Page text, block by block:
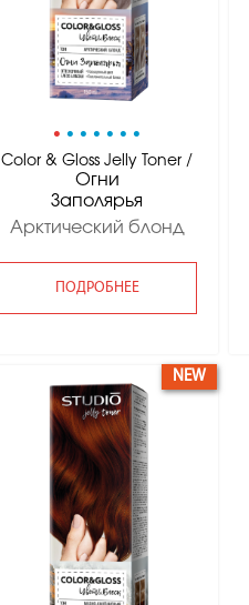
• • • • • • •
Color & Gloss Jelly Toner /
Огни
Заполярья
Арктический блонд
ПОДРОБНЕЕ
NEW